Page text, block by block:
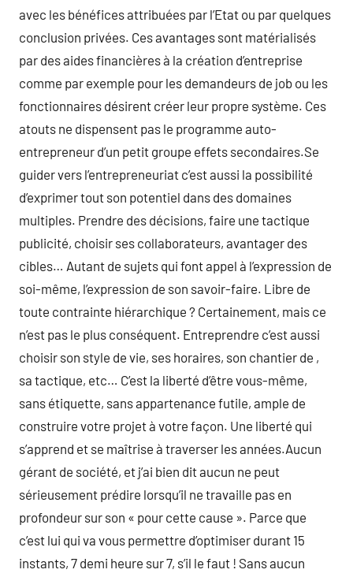
avec les bénéfices attribuées par l’Etat ou par quelques
conclusion privées. Ces avantages sont matérialisés
par des aides financières à la création d’entreprise
comme par exemple pour les demandeurs de job ou les
fonctionnaires désirent créer leur propre système. Ces
atouts ne dispensent pas le programme auto-
entrepreneur d’un petit groupe effets secondaires.Se
guider vers l’entrepreneuriat c’est aussi la possibilité
d’exprimer tout son potentiel dans des domaines
multiples. Prendre des décisions, faire une tactique
publicité, choisir ses collaborateurs, avantager des
cibles… Autant de sujets qui font appel à l’expression de
soi-même, l’expression de son savoir-faire. Libre de
toute contrainte hiérarchique ? Certainement, mais ce
n’est pas le plus conséquent. Entreprendre c’est aussi
choisir son style de vie, ses horaires, son chantier de ,
sa tactique, etc… C’est la liberté d’être vous-même,
sans étiquette, sans appartenance futile, ample de
construire votre projet à votre façon. Une liberté qui
s’apprend et se maîtrise à traverser les années.Aucun
gérant de société, et j’ai bien dit aucun ne peut
sérieusement prédire lorsqu’il ne travaille pas en
profondeur sur son « pour cette cause ». Parce que
c’est lui qui va vous permettre d’optimiser durant 15
instants, 7 demi heure sur 7, s’il le faut ! Sans aucun